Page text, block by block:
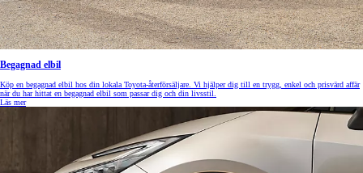
Begagnad elbil
Köp en begagnad elbil hos din lokala Toyota-återförsäljare. Vi hjälper dig till en trygg, enkel och prisvärd affär
när du har hittat en begagnad elbil som passar dig och din livsstil.
Läs mer